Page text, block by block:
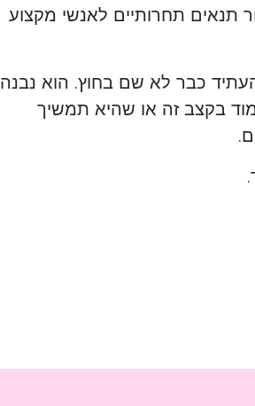
תנאים תחרותיים לאנשי מקצוע
כבר לא שם בחוץ. הוא נבנה
בקצב זה או שהיא תמשיך